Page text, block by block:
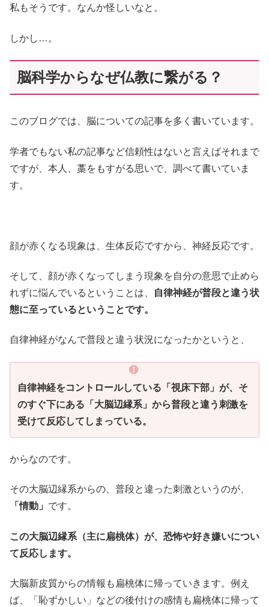
私もそうです。なんか怪しいなと。
しかし…。
脳科学からなぜ仏教に繋がる？
このブログでは、脳についての記事を多く書いています。
学者でもない私の記事など信頼性はないと言えばそれまで
ですが、本人、藁をもすがる思いで、調べて書いていま
す。
顔が赤くなる現象は、生体反応ですから、神経反応です。
そして、顔が赤くなってしまう現象を自分の意思で止めら
れずに悩んでいるということは、
自律神経が普段と違う状
態に至っているということです。
自律神経がなんで普段と違う状況になったかというと、
自律神経をコントロールしている「視床下部」が、そ
のすぐ下にある「大脳辺縁系」から普段と違う刺激を
受けて反応してしまっている。
からなのです。
その大脳辺縁系からの、普段と違った刺激というのが、
「情動」 です。
この大脳辺縁系（主に扁桃体）が、恐怖や好き嫌いについ
て反応します。
大脳新皮質からの情報も扁桃体に帰っていきます。例え
ば、「恥ずかしい」などの後付けの感情も扁桃体に帰って